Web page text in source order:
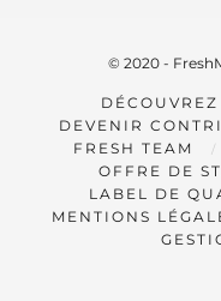
© 2020 -
DEVENIR
FRESH TEAM
OFFRE DE
LABEL DE
MENTIONS